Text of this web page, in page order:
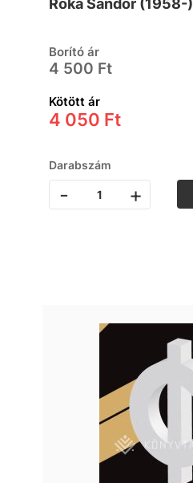
Róka Sándor (1958-)
Borító ár
4 500 Ft
Kötött ár
4 050 Ft
Darabszám
- +